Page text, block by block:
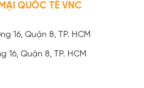
QUỐC TẾ VNC
16, Quận 8, TP. HCM
16, Quận 8, TP. HCM